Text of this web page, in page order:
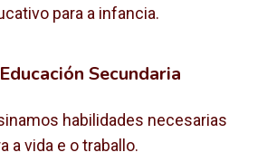
para a infancia.
Educación Secundaria
habilidades necesarias
a vida e o traballo.